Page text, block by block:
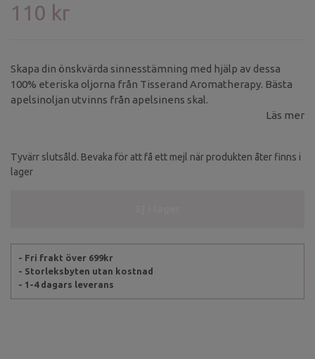
110 kr
Skapa din önskvärda sinnesstämning med hjälp av dessa
100% eteriska oljorna från Tisserand Aromatherapy. Bästa
apelsinoljan utvinns från apelsinens skal.
Läs mer
Tyvärr slutsåld. Bevaka för att få ett mejl när produkten åter finns i
lager
- Fri frakt över 699kr
- Storleksbyten utan kostnad
- 1-4 dagars leverans